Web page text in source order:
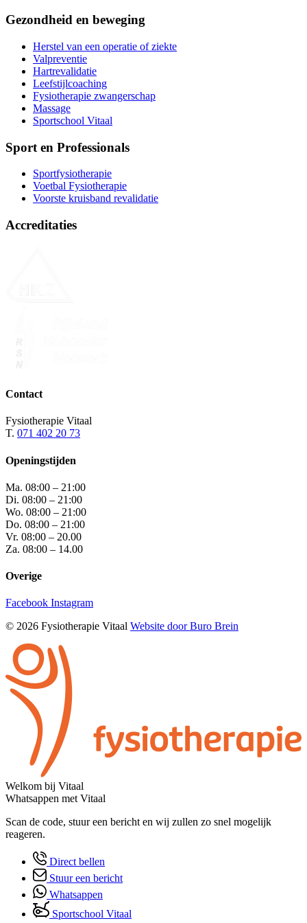
Gezondheid en beweging
Herstel van een operatie of ziekte
Valpreventie
Hartrevalidatie
Leefstijlcoaching
Fysiotherapie zwangerschap
Massage
Sportschool Vitaal
Sport en Professionals
Sportfysiotherapie
Voetbal Fysiotherapie
Voorste kruisband revalidatie
Accreditaties
Contact
Fysiotherapie Vitaal
T. 071 402 20 73
Openingstijden
Ma. 08:00 – 21:00
Di. 08:00 – 21:00
Wo. 08:00 – 21:00
Do. 08:00 – 21:00
Vr. 08:00 – 20.00
Za. 08:00 – 14.00
Overige
Facebook Instagram
© 2026 Fysiotherapie Vitaal Website door Buro Brein
Welkom bij Vitaal
Whatsappen met Vitaal
Scan de code, stuur een bericht en wij zullen zo snel mogelijk
reageren.
Direct bellen
Stuur een bericht
Whatsappen
Sportschool Vitaal